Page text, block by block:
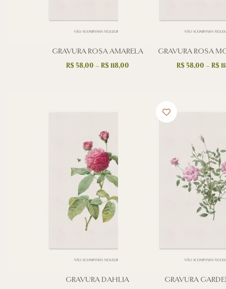
GRAVURA ROSA AMARELA
R$58,00 – R$118,00
GRAVURA ROSA
R$58,00 – R$
GRAVURA DAHLIA GRAVURA